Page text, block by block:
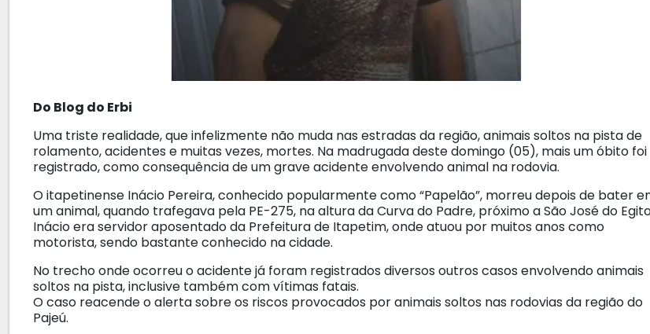
Do Blog do Erbi
Uma triste realidade, que infelizmente não muda nas estradas da região, animais soltos na pista de
rolamento, acidentes e muitas vezes, mortes. Na madrugada deste domingo (05), mais um óbito foi
registrado, como consequência de um grave acidente envolvendo animal na rodovia.
O itapetinense Inácio Pereira, conhecido popularmente como “Papelão”, morreu depois de bater
um animal, quando trafegava pela PE-275, na altura da Curva do Padre, próximo a São José do
Inácio era servidor aposentado da Prefeitura de Itapetim, onde atuou por muitos anos como
motorista, sendo bastante conhecido na cidade.
No trecho onde ocorreu o acidente já foram registrados diversos outros casos envolvendo animais
soltos na pista, inclusive também com vítimas fatais.
O caso reacende o alerta sobre os riscos provocados por animais soltos nas rodovias da região do
Pajeú.